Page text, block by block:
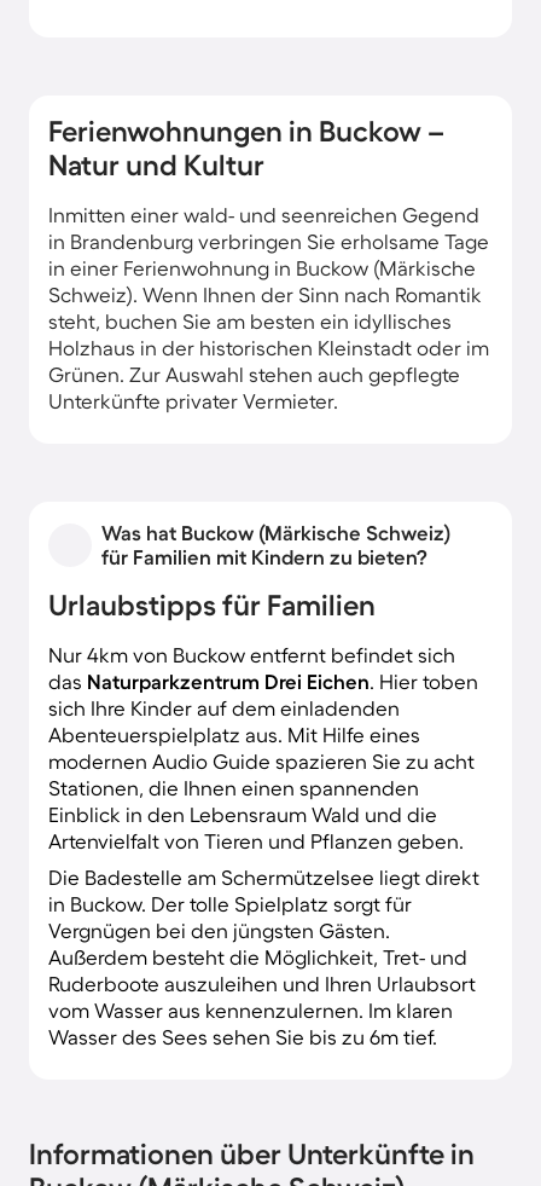
Ferienwohnungen in Buckow –
Natur und Kultur
Inmitten einer wald- und seenreichen Gegend
in Brandenburg verbringen Sie erholsame Tage
in einer Ferienwohnung in Buckow (Märkische
Schweiz). Wenn Ihnen der Sinn nach Romantik
steht, buchen Sie am besten ein idyllisches
Holzhaus in der historischen Kleinstadt oder im
Grünen. Zur Auswahl stehen auch gepflegte
Unterkünfte privater Vermieter.
Was hat Buckow (Märkische Schweiz)
für Familien mit Kindern zu bieten?
Urlaubstipps für Familien
Nur 4km von Buckow entfernt befindet sich
das Naturparkzentrum Drei Eichen. Hier toben
sich Ihre Kinder auf dem einladenden
Abenteuerspielplatz aus. Mit Hilfe eines
modernen Audio Guide spazieren Sie zu acht
Stationen, die Ihnen einen spannenden
Einblick in den Lebensraum Wald und die
Artenvielfalt von Tieren und Pflanzen geben.
Die Badestelle am Schermützelsee liegt direkt
in Buckow. Der tolle Spielplatz sorgt für
Vergnügen bei den jüngsten Gästen.
Außerdem besteht die Möglichkeit, Tret- und
Ruderboote auszuleihen und Ihren Urlaubsort
vom Wasser aus kennenzulernen. Im klaren
Wasser des Sees sehen Sie bis zu 6m tief.
Informationen über Unterkünfte in